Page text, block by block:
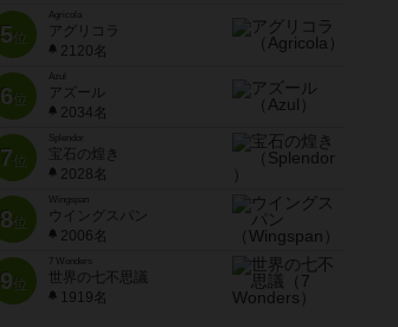
5位
Agricola
アグリコラ
2120名
6位
Azul
アズール
2034名
7位
宝石の煌き
2028名
8位
Wingspan
ウイングスパン
2006名
9位
7 Wonders
世界の七不思議
1919名